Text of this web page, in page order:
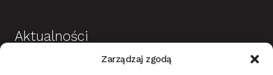
Zarządzaj zgodą
Aktualności